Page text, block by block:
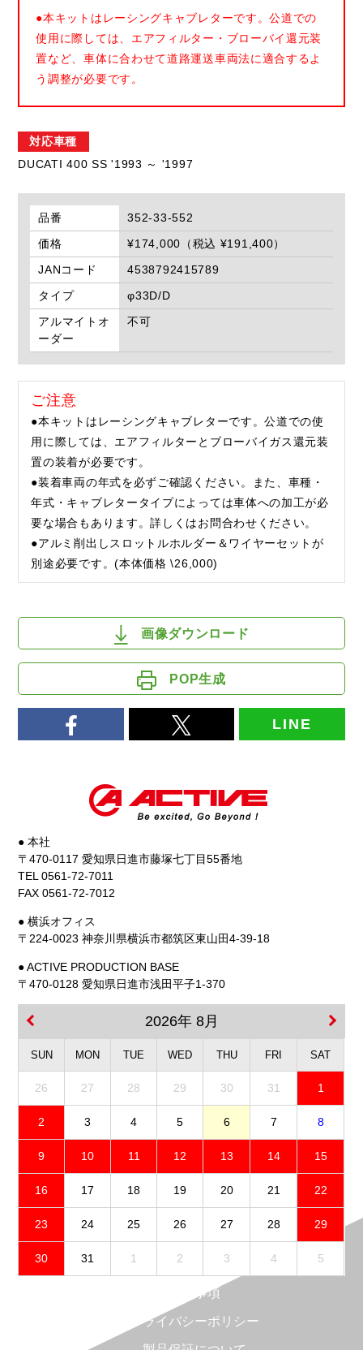
●本キットはレーシングキャブレターです。公道での
使用に際しては、エアフィルター・ブローバイ還元装
置など、車体に合わせて道路運送車両法に適合するよ
う調整が必要です。
対応車種
DUCATI 400 SS '1993 ～ '1997
品番
352-33-552
価格
¥174,000（税込 ¥191,400）
JANコード
4538792415789
タイプ
φ33D/D
アルマイトオ
ーダー
不可
ご注意
●本キットはレーシングキャブレターです。公道での使
用に際しては、エアフィルターとブローバイガス還元装
置の装着が必要です。
●装着車両の年式を必ずご確認ください。また、車種・
年式・キャブレタータイプによっては車体への加工が必
要な場合もあります。詳しくはお問合わせください。
●アルミ削出しスロットルホルダー＆ワイヤーセットが
別途必要です。(本体価格 \26,000)
画像ダウンロード
POP生成
LINE
● 本社
〒470-0117 愛知県日進市藤塚七丁目55番地
TEL 0561-72-7011
FAX 0561-72-7012
● 横浜オフィス
〒224-0023 神奈川県横浜市都筑区東山田4-39-18
● ACTIVE PRODUCTION BASE
〒470-0128 愛知県日進市浅田平子1-370
2026年 8月
SUN MON TUE WED THU FRI SAT
26 27 28 29 30 31 1
2 3 4 5 6 7 8
9 10 11 12 13 14 15
16 17 18 19 20 21 22
23 24 25 26 27 28 29
30 31 1 2 3 4 5
免責事項
プライバシーポリシー